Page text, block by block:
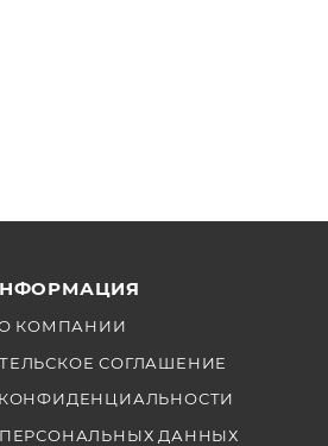
КОМПАНИИ
СОГЛАШЕНИЕ
ДАННЫХ